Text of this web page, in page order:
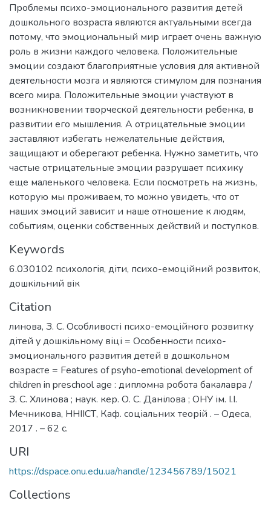
Проблемы психо-эмоционального развития детей
дошкольного возраста являются актуальными всегда
потому, что эмоциональный мир играет очень важную
роль в жизни каждого человека. Положительные
эмоции создают благоприятные условия для активной
деятельности мозга и являются стимулом для познания
всего мира. Положительные эмоции участвуют в
возникновении творческой деятельности ребенка, в
развитии его мышления. А отрицательные эмоции
заставляют избегать нежелательные действия,
защищают и оберегают ребенка. Нужно заметить, что
частые отрицательные эмоции разрушает психику
еще маленького человека. Если посмотреть на жизнь,
которую мы проживаем, то можно увидеть, что от
наших эмоций зависит и наше отношение к людям,
событиям, оценки собственных действий и поступков.
Keywords
6.030102 психологія, діти, психо-емоційний розвиток,
дошкільний вік
Citation
линова, З. С. Особливості психо-емоційного розвитку
дітей у дошкільному віці = Особенности психо-
эмоционального развития детей в дошкольном
возрасте = Features of psyho-emotional development of
children in preschool age : дипломна робота бакалавра /
З. С. Хлинова ; наук. кер. О. С. Данілова ; ОНУ ім. І.І.
Мечникова, ННІІСТ, Каф. соціальних теорій . – Одеса,
2017 . – 62 с.
URI
https://dspace.onu.edu.ua/handle/123456789/15021
Collections